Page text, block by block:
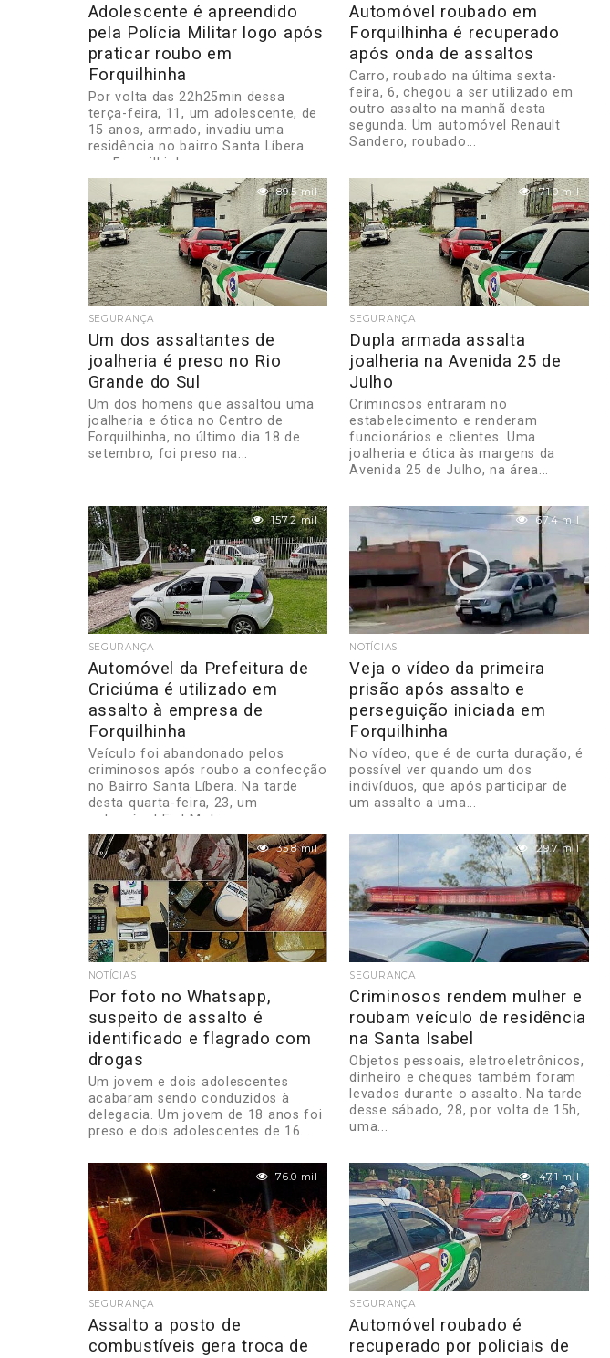
Adolescente é apreendido
pela Polícia Militar logo após
praticar roubo em
Forquilhinha
Por volta das 22h25min dessa
terça-feira, 11, um adolescente, de
15 anos, armado, invadiu uma
residência no bairro Santa Líbera
em Forquilhinha,...
Automóvel roubado em
Forquilhinha é recuperado
após onda de assaltos
Carro, roubado na última sexta-
feira, 6, chegou a ser utilizado em
outro assalto na manhã desta
segunda. Um automóvel Renault
Sandero, roubado...
89.5 mil
SEGURANÇA
Um dos assaltantes de
joalheria é preso no Rio
Grande do Sul
Um dos homens que assaltou uma
joalheria e ótica no Centro de
Forquilhinha, no último dia 18 de
setembro, foi preso na...
71.0 mil
SEGURANÇA
Dupla armada assalta
joalheria na Avenida 25 de
Julho
Criminosos entraram no
estabelecimento e renderam
funcionários e clientes. Uma
joalheria e ótica às margens da
Avenida 25 de Julho, na área...
157.2 mil
SEGURANÇA
Automóvel da Prefeitura de
Criciúma é utilizado em
assalto à empresa de
Forquilhinha
Veículo foi abandonado pelos
criminosos após roubo a confecção
no Bairro Santa Líbera. Na tarde
desta quarta-feira, 23, um
automóvel Fiat Mobi...
67.4 mil
NOTÍCIAS
Veja o vídeo da primeira
prisão após assalto e
perseguição iniciada em
Forquilhinha
No vídeo, que é de curta duração, é
possível ver quando um dos
indivíduos, que após participar de
um assalto a uma...
35.8 mil
NOTÍCIAS
Por foto no Whatsapp,
suspeito de assalto é
identificado e flagrado com
drogas
Um jovem e dois adolescentes
acabaram sendo conduzidos à
delegacia. Um jovem de 18 anos foi
preso e dois adolescentes de 16...
29.7 mil
SEGURANÇA
Criminosos rendem mulher e
roubam veículo de residência
na Santa Isabel
Objetos pessoais, eletroeletrônicos,
dinheiro e cheques também foram
levados durante o assalto. Na tarde
desse sábado, 28, por volta de 15h,
uma...
76.0 mil
SEGURANÇA
Assalto a posto de
combustíveis gera troca de
47.1 mil
SEGURANÇA
Automóvel roubado é
recuperado por policiais de